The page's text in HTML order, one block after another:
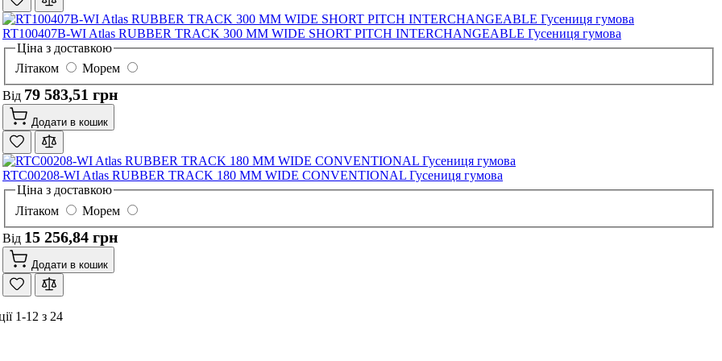
RT100407B-WI Atlas RUBBER TRACK 300 MM WIDE SHORT PITCH INTERCHANGEABLE Гусениця гумова
Ціна з доставкою
Літаком
Морем
Від 79 583,51 грн
Додати в кошик
RTC00208-WI Atlas RUBBER TRACK 180 MM WIDE CONVENTIONAL Гусениця гумова
Ціна з доставкою
Літаком
Морем
Від 15 256,84 грн
Додати в кошик
1-12 з 24